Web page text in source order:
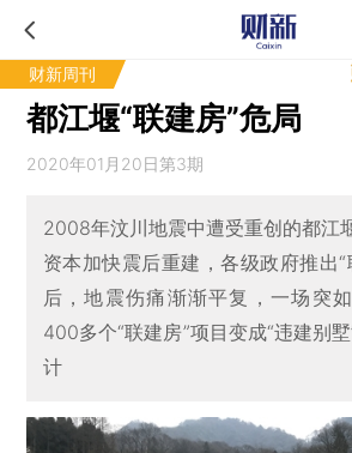
财新周刊
都江堰“联建房”危局
2020年01月20日第3期
2008年汶川地震中遭受重创的都江
资本加快震后重建，各级政府推出
后，地震伤痛渐渐平复，一场突
400多个“联建房”项目变成“违建别
计